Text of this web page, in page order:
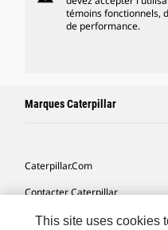
témoins fonctionnels,
de performance.
Marques Caterpillar
Caterpillar.com
Contacter Caterpillar
Mes Préférences Marketing
This site uses cookies